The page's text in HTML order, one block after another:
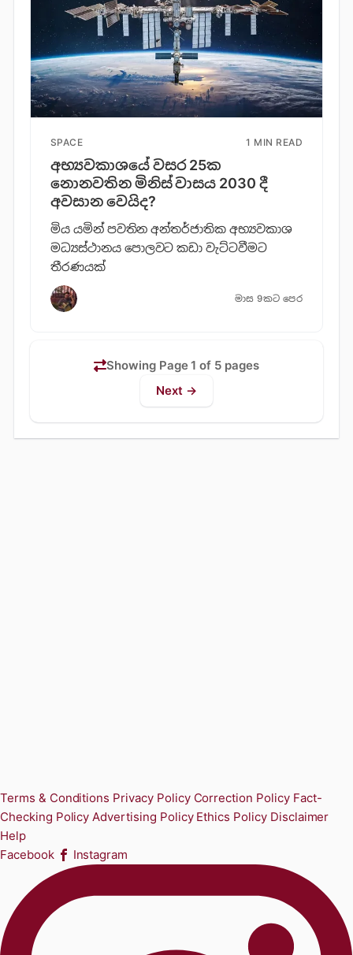
SPACE 1 MIN READ
අභ්‍යවකාශයේ වසර 25ක
නොනවතින මිනිස් වාසය 2030 දී
අවසාන වෙයිද?
මිය යමින් පවතින අන්තර්ජාතික අභ්‍යවකාශ
මධ්‍යස්ථානය පොලවට කඩා වැට්ටවීමට
තීරණයක්
මාස 9කට පෙර
Showing Page 1 of 5 pages
Next →
Terms & Conditions Privacy Policy Correction Policy Fact-
Checking Policy Advertising Policy Ethics Policy Disclaimer
Help
Facebook
Instagram